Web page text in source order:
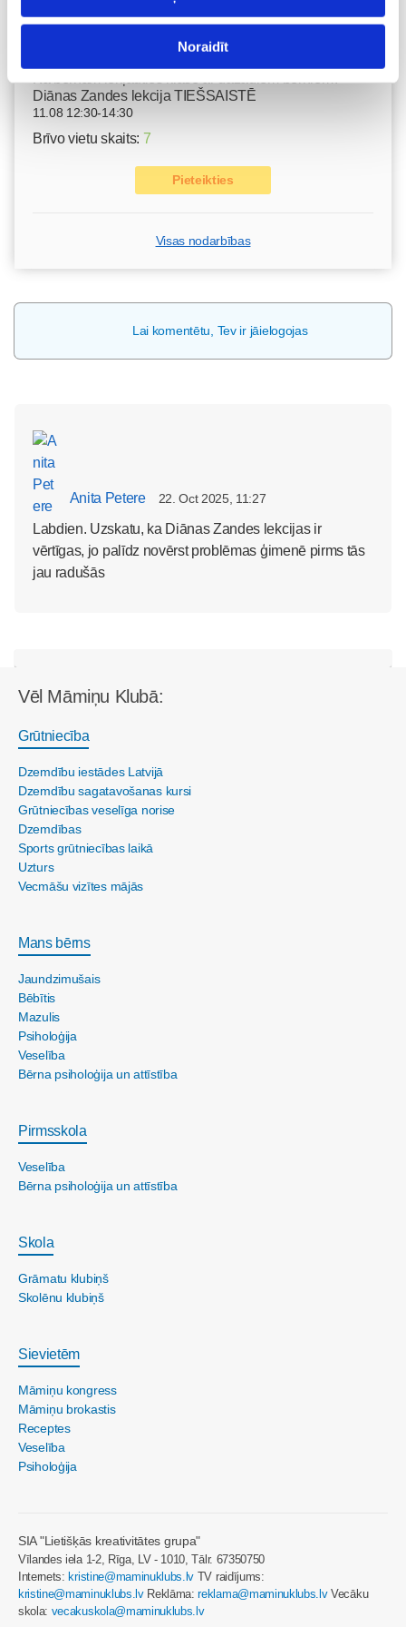
Noraidīt
Pieteikties
Diānas Zandes lekcija TIEŠSAISTĒ
11.08 12:30-14:30
Brīvo vietu skaits: 7
Pieteikties
Visas nodarbības
Lai komentētu, Tev ir jāielogojas
Anita Petere 22. Oct 2025, 11:27
Labdien. Uzskatu, ka Diānas Zandes lekcijas ir
vērtīgas, jo palīdz novērst problēmas ģimenē pirms tās
jau radušās
Vēl Māmiņu Klubā:
Grūtniecība
Dzemdību iestādes Latvijā
Dzemdību sagatavošanas kursi
Grūtniecības veselīga norise
Dzemdības
Sports grūtniecības laikā
Uzturs
Vecmāšu vizītes mājās
Mans bērns
Jaundzimušais
Bēbītis
Mazulis
Psiholoģija
Veselība
Bērna psiholoģija un attīstība
Pirmsskola
Veselība
Bērna psiholoģija un attīstība
Skola
Grāmatu klubiņš
Skolēnu klubiņš
Sievietēm
Māmiņu kongress
Māmiņu brokastis
Receptes
Veselība
Psiholoģija
SIA "Lietišķās kreativitātes grupa"
Vīlandes iela 1-2, Rīga, LV - 1010, Tālr. 67350750
Internets: kristine@maminuklubs.lv TV raidījums:
kristine@maminuklubs.lvReklāma:reklama@maminuklubs.lvVecāku
skola: vecakuskola@maminuklubs.lv